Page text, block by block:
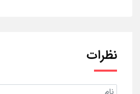
نظرات